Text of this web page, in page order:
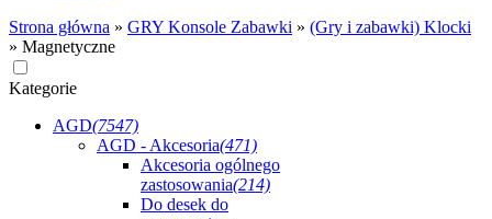
Strona główna » GRY Konsole Zabawki » (Gry i zabawki) Klocki
» Magnetyczne
Kategorie
AGD(7547)
AGD - Akcesoria(471)
Akcesoria ogólnego
zastosowania(214)
Do desek do